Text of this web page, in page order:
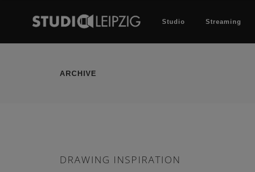
Studio Streaming
ARCHIVE
DRAWING INSPIRATION